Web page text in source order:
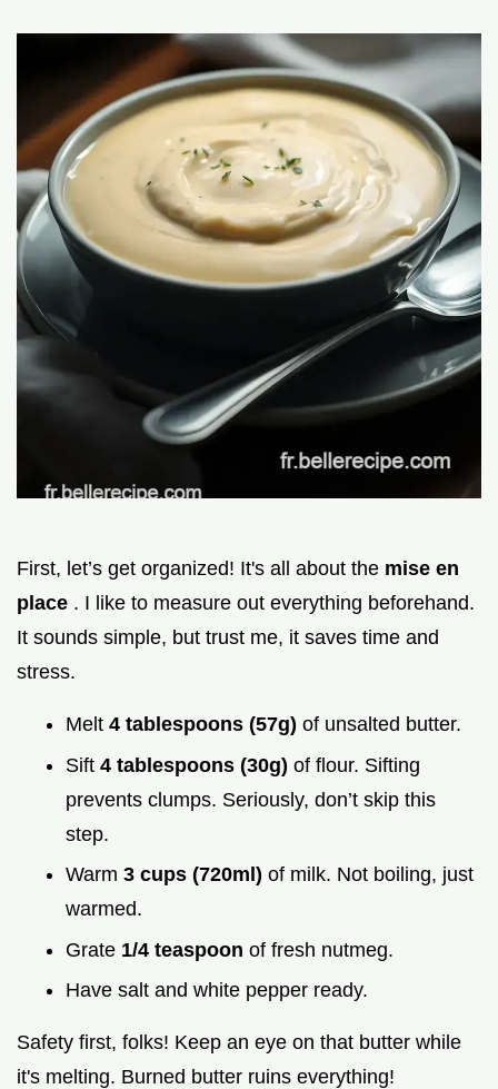
First, let’s get organized! It's all about the mise en
place . I like to measure out everything beforehand.
It sounds simple, but trust me, it saves time and
stress.
Melt 4 tablespoons (57g) of unsalted butter.
Sift 4 tablespoons (30g) of flour. Sifting
prevents clumps. Seriously, don’t skip this
step.
Warm 3 cups (720ml) of milk. Not boiling, just
warmed.
Grate 1/4 teaspoon of fresh nutmeg.
Have salt and white pepper ready.
Safety first, folks! Keep an eye on that butter while
it's melting. Burned butter ruins everything!